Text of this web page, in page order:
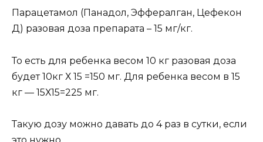
Парацетамол (Панадол, Эффералган, Цефекон
Д) разовая доза препарата – 15 мг/кг.
То есть для ребенка весом 10 кг разовая доза
будет 10кг Х 15 =150 мг. Для ребенка весом в 15
кг — 15Х15=225 мг.
Такую дозу можно давать до 4 раз в сутки, если